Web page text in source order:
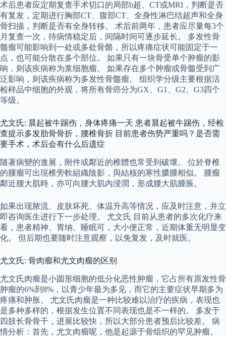
术后患者应定期复查手术切口的局部b超、CT或MRI，判断是否
有复发，定期进行胸部CT、腹部CT、全身性淋巴结超声和全身
骨扫描，判断是否有全身转移。 术后前两年，患者应尽量每3个
月复查一次，待病情稳定后，间隔时间可逐步延长。 多发性骨
髓瘤可能影响到一处或多处骨骼，所以疼痛症状可能固定于一
点，也可能分散在多个部位。 如果只有一块骨受单个肿瘤的影
响，则该疾病称为浆细胞瘤。 如果存在多个肿瘤或骨髓受到广
泛影响，则该疾病称为多发性骨髓瘤。 组织学分级主要根据活
检样品中细胞的外观，将所有骨癌分为GX、G1、G2、G3四个
等级。
尤文氏: 晨起被牛踢伤，身体疼痛一天 患者晨起被牛踢伤，经检
查提示多发肋骨骨折，腰椎骨折 目前患者伤势严重吗？是否需
要手术，术后会有什么后遗症
隨著病變的進展，附件或鄰近的椎體也常受到破壞。 位於脊椎
的腫瘤可出現椎旁軟組織陰影，與結核的寒性膿腫相似。 腫瘤
鄰近腰大肌時，亦可向腰大肌內浸潤，形成腰大肌腫脹。
如果出现脓流、皮肤坏死、体温升高等情况，应及时注意，并立
即咨询医生进行下一步处理。 尤文氏 目前从患者的多次化疗来
看，患者精神、胃纳、睡眠可，大小便正常，近期体重无明显变
化。 但后期也要随时注意观察，以免复发，及时就医。
尤文氏: 骨肉瘤和尤文肉瘤的区别
尤文氏肉瘤是小圆形细胞的低分化恶性肿瘤，它占所有原发性骨
肿瘤的6%到8%，以青少年最为多见，而它的主要症状早期多为
疼痛和肿胀。 尤文氏肉瘤是一种比较难以治疗的疾病，表现也
是多种多样的，根据发生位置不同表现也是不一样的。 多发于
四肢长骨骨干，进展比较快，所以大部分患者预后比较差。 病
情分析：首先，尤文肉瘤呢，他是起源于骨组织的罕见肿瘤。